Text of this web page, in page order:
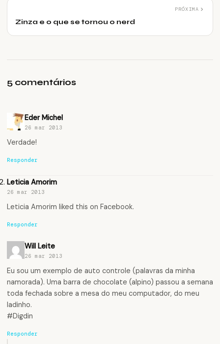
PRÓXIMA
Zinza e o que se tornou o nerd
5 comentários
Eder Michel
26 mar 2013
Verdade!
Responder
Leticia Amorim
26 mar 2013
Leticia Amorim liked this on Facebook.
Responder
Will Leite
26 mar 2013
Eu sou um exemplo de auto controle (palavras da minha
namorada). Uma barra de chocolate (alpino) passou a semana
toda fechada sobre a mesa do meu computador, do meu
ladinho.
#Digdin
Responder